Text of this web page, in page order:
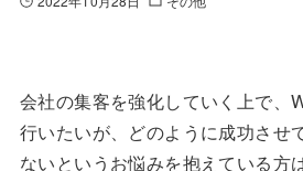
会社の集客を強化していく上で、
行いたいが、どのように成功させ
ないというお悩みを抱えている方